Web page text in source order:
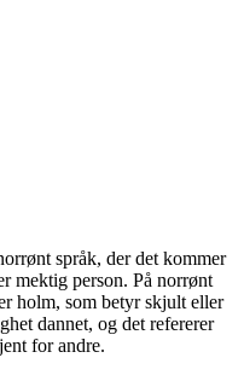
språk, der det kommer
mektig person. På norrønt
holm, som betyr skjult eller
dannet, og det refererer
for andre.